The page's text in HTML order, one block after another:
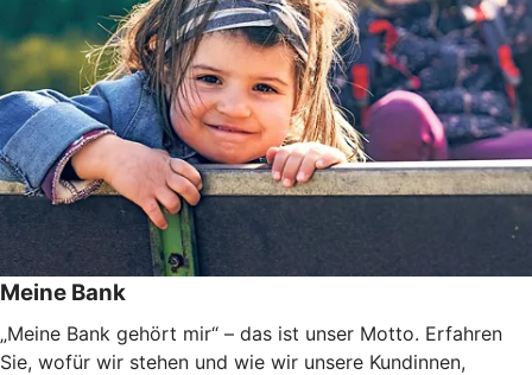
Meine Bank
„Meine Bank gehört mir“ – das ist unser Motto. Erfahren
Sie, wofür wir stehen und wie wir unsere Kundinnen,